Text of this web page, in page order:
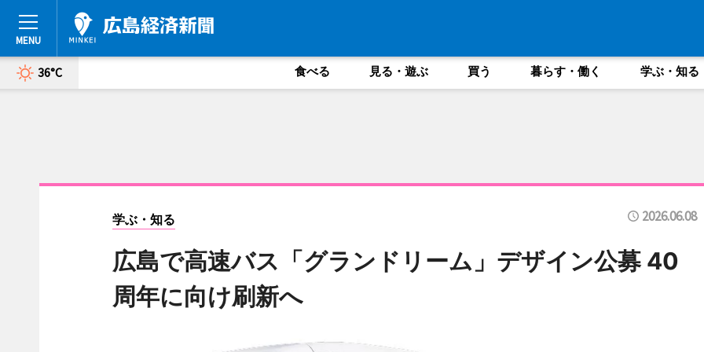
36°C 食べる 見る・遊ぶ 買う 暮らす・働く 学ぶ・知る
学ぶ・知る 2026.06.08
広島で高速バス「グランドリーム」デザイン公募 40
周年に向け刷新へ